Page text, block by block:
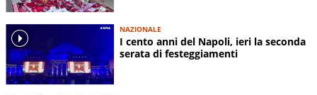
NAZIONALE
I cento anni del Napoli, ieri la seconda
serata di festeggiamenti